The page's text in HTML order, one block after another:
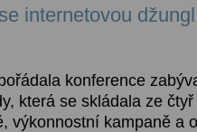
internetovou
konference
která se skládala ze
výkonnostní kampaně a